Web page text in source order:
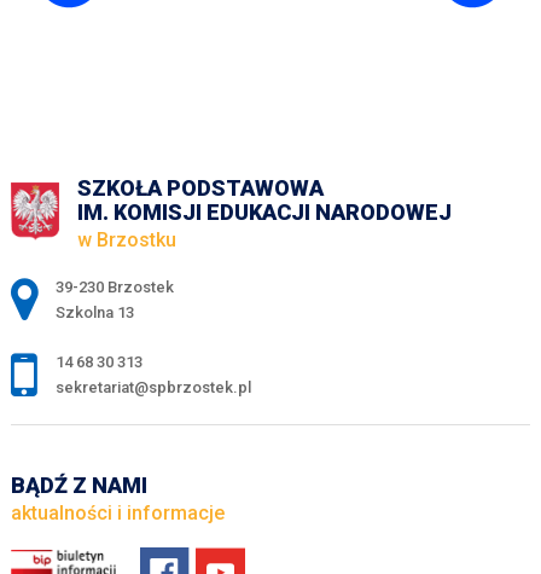
SZKOŁA PODSTAWOWA
IM. KOMISJI EDUKACJI NARODOWEJ
w Brzostku
Adres pocztowy:
39-230 Brzostek
Szkolna 13
14 68 30 313
sekretariat@spbrzostek.pl
BĄDŹ Z NAMI
aktualności i informacje